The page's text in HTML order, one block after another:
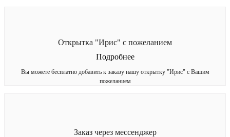
Открытка "Ирис" с пожеланием
Подробнее
Вы можете бесплатно добавить к заказу нашу открытку "Ирис" с Вашим
пожеланием
Заказ через мессенджер